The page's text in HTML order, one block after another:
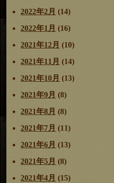
2022年2月 (14)
2022年1月 (16)
2021年12月 (10)
2021年11月 (14)
2021年10月 (13)
2021年9月 (8)
2021年8月 (8)
2021年7月 (11)
2021年6月 (13)
2021年5月 (8)
2021年4月 (15)